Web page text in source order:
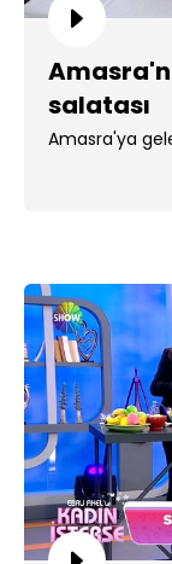
salatası
Amasra'ya